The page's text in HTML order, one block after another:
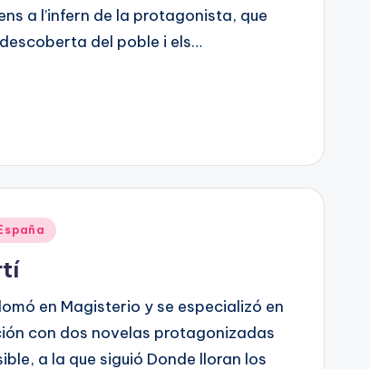
a l’infern de la protagonista, que
del poble i els…
en Magisterio y se especializó en
con dos novelas protagonizadas
a la que siguió Donde lloran los